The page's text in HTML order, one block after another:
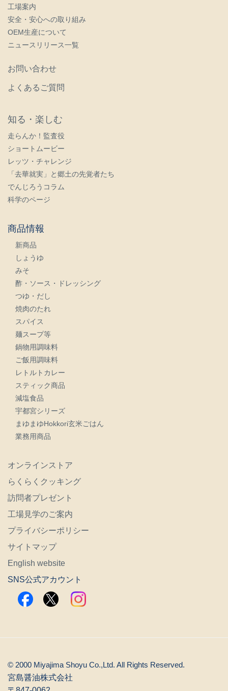
工場案内
安全・安心への取り組み
OEM生産について
ニュースリリース一覧
お問い合わせ
よくあるご質問
知る・楽しむ
走らんか！監査役
ショートムービー
レッツ・チャレンジ
「去華就実」と郷土の先覚者たち
でんじろうコラム
科学のページ
商品情報
新商品
しょうゆ
みそ
酢・ソース・ドレッシング
つゆ・だし
焼肉のたれ
スパイス
麺スープ等
鍋物用調味料
ご飯用調味料
レトルトカレー
スティック商品
減塩食品
宇都宮シリーズ
まゆまゆHokkori玄米ごはん
業務用商品
オンラインストア
らくらくクッキング
訪問者プレゼント
工場見学のご案内
プライバシーポリシー
サイトマップ
English website
SNS公式アカウント
© 2000 Miyajima Shoyu Co.,Ltd. All Rights Reserved.
宮島醤油株式会社